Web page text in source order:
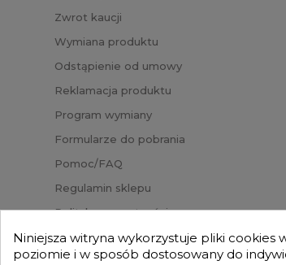
Zwrot kaucji
Wymiana produktu
Odstąpienie od umowy
Reklamacja produktu
Program wymiany
Formularze do pobrania
Pomoc/FAQ
Regulamin sklepu
Polityka prywatności
Mapa strony
Nasz Blog
Niniejsza witryna wykorzystuje pliki cookies
poziomie i w sposób dostosowany do